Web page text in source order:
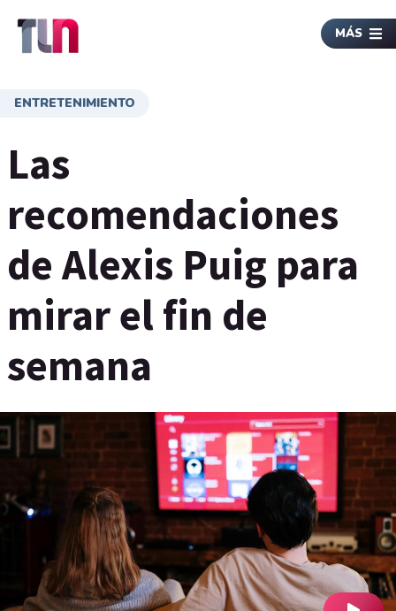
MÁS
ENTRETENIMIENTO
Las
recomendaciones
de Alexis Puig para
mirar el fin de
semana